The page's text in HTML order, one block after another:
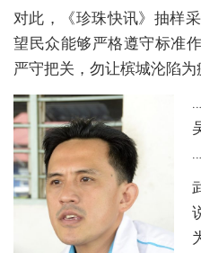
对此，《珍珠快讯》抽样
望民众能够严格遵守标准
严守把关，勿让槟城沦陷为